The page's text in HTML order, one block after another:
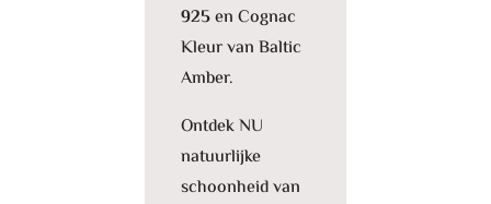
925en Cognac
Kleur van Baltic
Amber.
Ontdek NU
natuurlijke
schoonheid van